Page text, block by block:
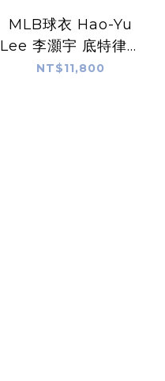
MLB球衣 Hao-Yu
Lee 李灝宇 底特律老
虎白 Home Nike
NT$11,800